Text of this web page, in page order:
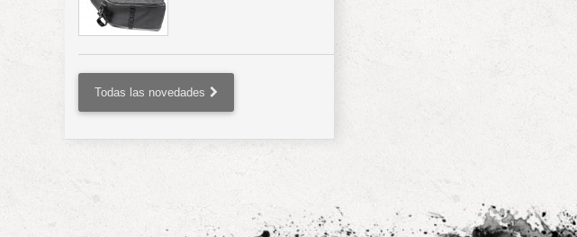
Todas las novedades